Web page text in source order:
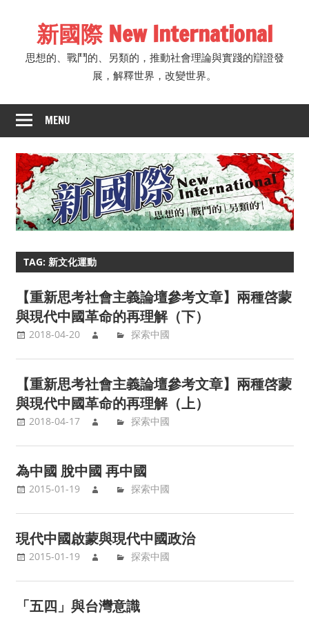
新國際 New International
思想的、戰鬥的、另類的，推動社會理論與實踐的辯證發
展，解釋世界，改變世界。
MENU
TAG: 新文化運動
【重新思考社會主義論壇參考文章】兩種啓蒙
與現代中國革命的再理解（下）
2018-04-20 探索中國
【重新思考社會主義論壇參考文章】兩種啓蒙
與現代中國革命的再理解（上）
2018-04-17 探索中國
為中國 脫中國 再中國
2015-01-19 探索中國
現代中國啟蒙與現代中國政治
2015-01-19 探索中國
「五四」與台灣意識